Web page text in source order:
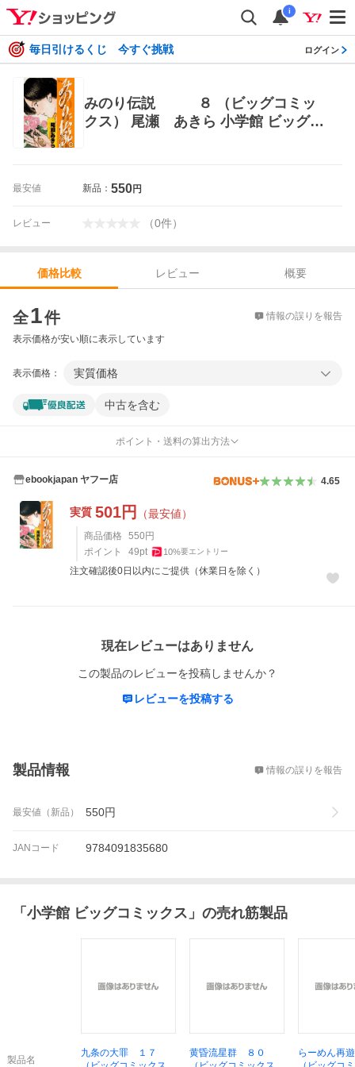
i
毎日引けるくじ 今すぐ挑戦 ログイン
みのり伝説 ８ （ビッグコミッ
クス） 尾瀬 あきら 小学館 ビッグコ
最安値 新品： 550円
レビュー （0件）
価格比較 レビュー
概要
全1件 情報の誤りを報告
表示価格が安い順に表示しています
表示価格： 実質価格
中古を含む
ポイント・送料の算出方法
ebookjapan ヤフー店 4.65
実質 501円 （最安値）
商品価格 550 円
ポイント
49pt 10%要エントリー
注文確認後0日以内にご提供（休業日を除く）
現在レビューはありません
この製品のレビューを投稿しませんか？
レビューを投稿する
製品情報 情報の誤りを報告
最安値（新品） 550円
JANコード 9784091835680
「 小学館 ビッグコミックス 」の売れ筋製品
製品名
九条の大罪 １７
黄昏流星群 ８０
らーめん再